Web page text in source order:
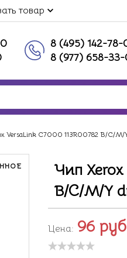
товар
8 (495) 142-78-
8 (977) 658-
VersaLink C7000 113R00782 B/C/M/
Чип Xerox
B/C/M/Y
Цена: 96